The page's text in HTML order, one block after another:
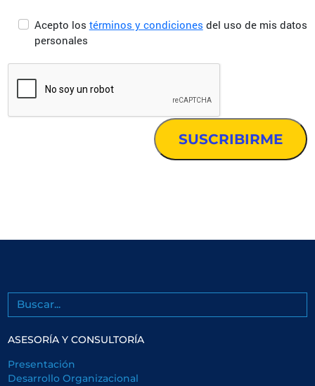
Acepto los términos y condiciones del uso de mis datos
personales
Buscar
ASESORÍA Y CONSULTORÍA
Presentación
Desarrollo Organizacional